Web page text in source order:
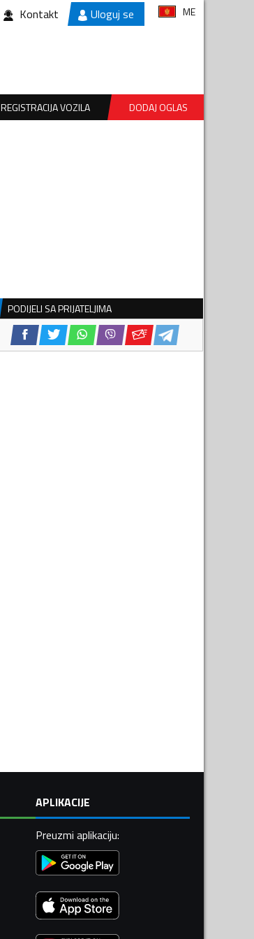
Kontakt Uloguj se ME
REGISTRACIJA VOZILA
DODAJ OGLAS
PODIJELI SA PRIJATELJIMA
APLIKACIJE
Preuzmi aplikaciju: